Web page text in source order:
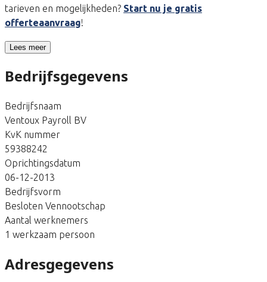
tarieven en mogelijkheden? Start nu je gratis
offerteaanvraag!
Lees meer
Bedrijfsgegevens
Bedrijfsnaam
Ventoux Payroll BV
KvK nummer
59388242
Oprichtingsdatum
06-12-2013
Bedrijfsvorm
Besloten Vennootschap
Aantal werknemers
1 werkzaam persoon
Adresgegevens